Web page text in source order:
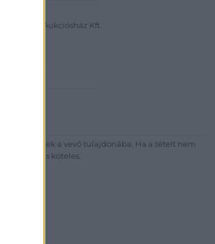
és Aukciósház Kft.
kerülnek a vevő tulajdonába. Ha a tételt nem
is köteles.